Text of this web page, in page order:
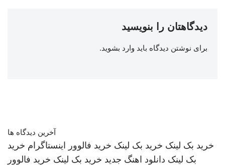
دیدگاهتان را بنویسید
برای نوشتن دیدگاه باید وارد بشوید.
آخرین دیدگاه ها
خرید بک لینک خرید بک لینک خرید فالوور اینستاگرام خرید
بک لینک دانلود اهنگ جدید خرید بک لینک خرید فالوور